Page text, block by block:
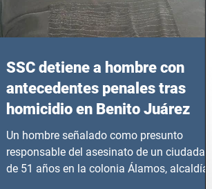
SSC detiene a hombre con
antecedentes penales tras
homicidio en Benito Juárez
Un hombre señalado como presunto
responsable del asesinato de un ciudadano
de 51 años en la colonia Álamos, alcaldía